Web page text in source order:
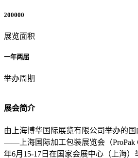
200000
展览面积
一年两届
举办周期
展会简介
由上海博华国际展览有限公司举办的
——上海国际加工包装展览会（ProPak
年6月15-17日在国家会展中心（上海）